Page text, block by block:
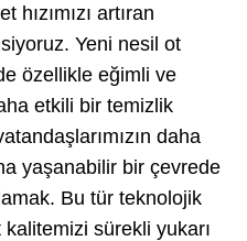
artıran
Yeni nesil ot
özellikle eğimli ve
etkili bir temizlik
daha
yaşanabilir bir çevrede
Bu tür teknolojik
kalitemizi sürekli yukarı